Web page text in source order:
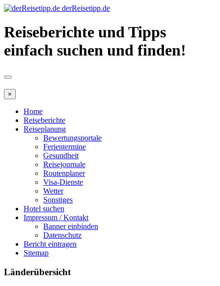
derReisetipp.de
Reiseberichte und Tipps
einfach suchen und finden!
×
Home
Reiseberichte
Reiseplanung
Bewertungsportale
Ferientermine
Gesundheit
Reisejournale
Routenplaner
Visa-Dienste
Wetter
Sonstiges
Hotel suchen
Impressum / Kontakt
Banner einbinden
Datenschutz
Bericht eintragen
Sitemap
Länderübersicht